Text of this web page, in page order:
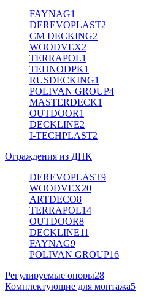
FAYNAG1
DEREVOPLAST2
CM DECKING2
WOODVEX2
TERRAPOL1
TEHNODPK1
RUSDECKING1
POLIVAN GROUP4
MASTERDECK1
OUTDOOR1
DECKLINE2
I-TECHPLAST2
Ограждения из ДПК
DEREVOPLAST9
WOODVEX20
ARTDECO8
TERRAPOL14
OUTDOOR8
DECKLINE11
FAYNAG9
POLIVAN GROUP16
Регулируемые опоры28
Комплектующие для монтажа5